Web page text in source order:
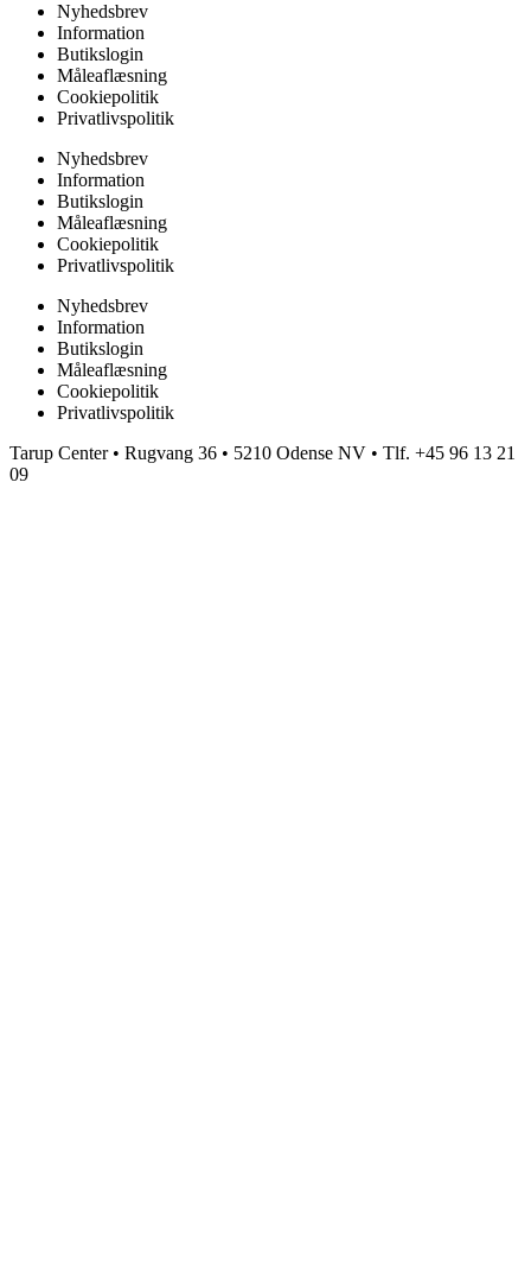
Nyhedsbrev
Information
Butikslogin
Måleaflæsning
Cookiepolitik
Privatlivspolitik
Nyhedsbrev
Information
Butikslogin
Måleaflæsning
Cookiepolitik
Privatlivspolitik
Nyhedsbrev
Information
Butikslogin
Måleaflæsning
Cookiepolitik
Privatlivspolitik
Tarup Center • Rugvang 36 • 5210 Odense NV • Tlf. +45 96 13 21
09